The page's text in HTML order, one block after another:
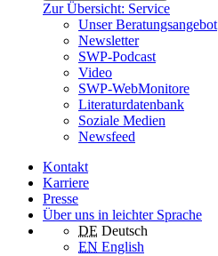
Zur Übersicht: Service
Unser Beratungsangebot
Newsletter
SWP-Podcast
Video
SWP-WebMonitore
Literaturdatenbank
Soziale Medien
Newsfeed
Kontakt
Karriere
Presse
Über uns in leichter Sprache
DE Deutsch
EN English